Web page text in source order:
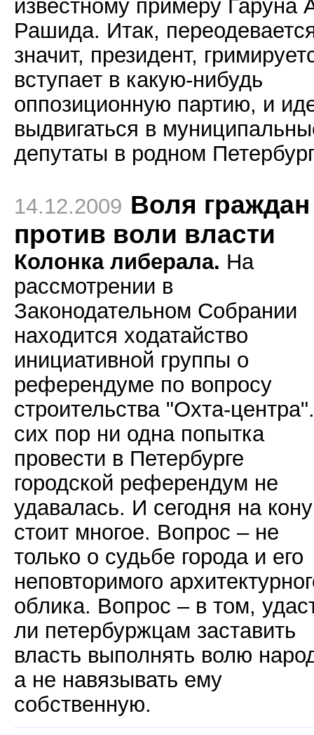
известному примеру Гаруна
Рашида. Итак,
значит, президент,
вступает в какую-нибудь
оппозиционную партию, и
выдвигаться в
депутаты в родном
14.12.2009 Воля граждан
против воли власти
Колонка либерала. На
рассмотрении в
Законодательном Собрании
находится ходатайство
инициативной группы о
референдуме по вопросу
строительства "Охта-
сих пор ни одна попытка
провести в Петербурге
городской референдум не
удавалась. И сегодня на кону
стоит многое. Вопрос – не
только о судьбе города и его
неповторимого
облика. Вопрос – в том,
ли петербуржцам заставить
власть выполнять волю
а не навязывать ему
собственную.